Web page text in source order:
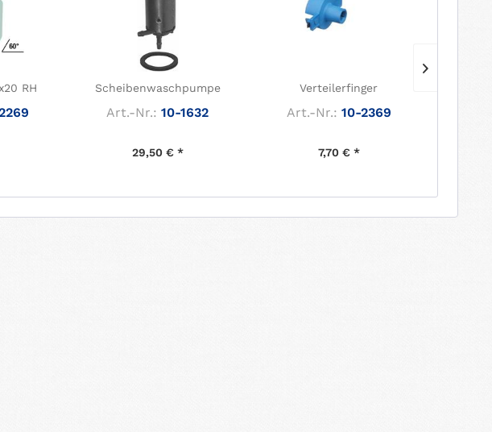
RH
Scheibenwaschpumpe
Art.-Nr.: 10-1632
29,50 € *
Verteilerfinger
Art.-Nr.: 10-2369
7,70 € *